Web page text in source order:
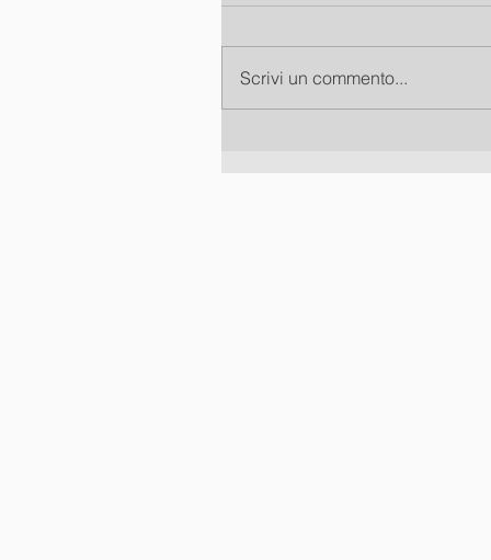
Scrivi un commento...